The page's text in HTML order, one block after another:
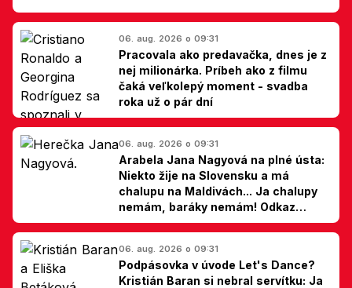
06. aug. 2026 o 09:31
Pracovala ako predavačka, dnes je z
nej milionárka. Príbeh ako z filmu
čaká veľkolepý moment - svadba
roka už o pár dní
06. aug. 2026 o 09:31
Arabela Jana Nagyová na plné ústa:
Niekto žije na Slovensku a má
chalupu na Maldivách... Ja chalupy
nemám, baráky nemám! Odkaz
Slovákom
06. aug. 2026 o 09:31
Podpásovka v úvode Let's Dance?
Kristián Baran si nebral servítku: Ja